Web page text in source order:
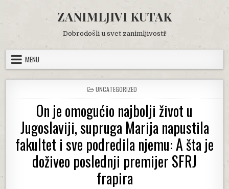
content
ZANIMLJIVI KUTAK
Dobrodošli u svet zanimljivosti!
MENU
POSTED
IN
UNCATEGORIZED
On je omogućio najbolji život u
Jugoslaviji, supruga Marija napustila
fakultet i sve podredila njemu: A šta je
doživeo poslednji premijer SFRJ
frapira